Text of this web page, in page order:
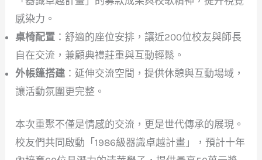
感染力。
桌椅配置 ：舒適的座位安排，讓近200位校友與師長
自在交流，兼顧典禮莊重與互動輕鬆。
外帳篷搭建 ：延伸交流空間，提供休憩與互動場域，
讓活動氛圍更完整。
本次重聚不僅是情感的交流，更是世代傳承的展現。
校友們共同啟動「1986級器識卓越計畫」，預計十年